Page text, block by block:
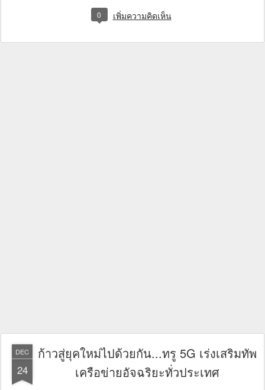
0 เพิ่มความคิดเห็น
DEC
24
ก้าวสู่ยุคใหม่ไปด้วยกัน...ทรู 5G เร่งเสริมทัพ
เครือข่ายอัจฉริยะทั่วประเทศ